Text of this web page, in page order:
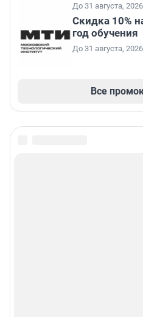
До 31 августа, 2026
Скидка 10%
год обучения
До 31 августа, 2026
Все